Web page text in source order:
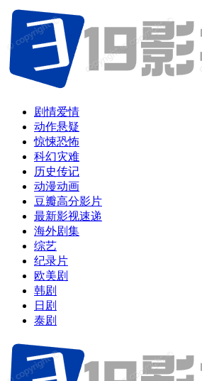
剧情爱情
动作悬疑
惊悚恐怖
科幻灾难
历史传记
动漫动画
豆瓣高分影片
最新影视速递
海外剧集
综艺
纪录片
欧美剧
韩剧
日剧
泰剧